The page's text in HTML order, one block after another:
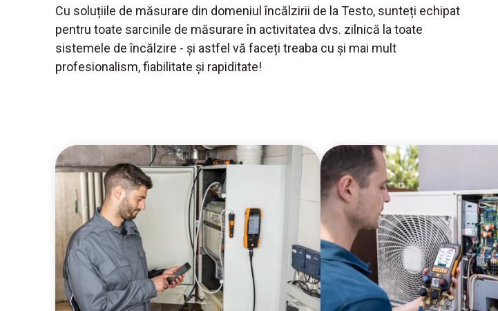
Cu soluțiile de măsurare din domeniul încălzirii de la Testo, sunteți echipat
pentru toate sarcinile de măsurare în activitatea dvs. zilnică la toate
sistemele de încălzire - și astfel vă faceți treaba cu și mai mult
profesionalism, fiabilitate și rapiditate!